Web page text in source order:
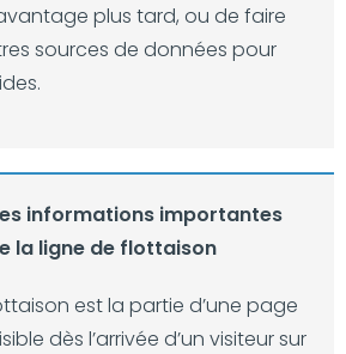
plus tard, ou de faire
sources de données pour
informations importantes
la ligne de flottaison
est la partie d’une page
dès l’arrivée d’un visiteur sur